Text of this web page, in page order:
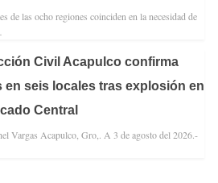
de las ocho regiones coinciden en la necesidad de
Civil Acapulco confirma
en seis locales tras explosión en
Central
Vargas Acapulco, Gro,. A 3 de agosto del 2026.-